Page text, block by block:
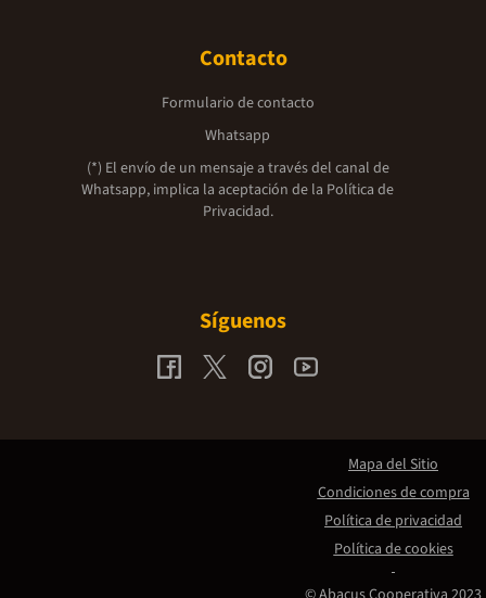
Contacto
Formulario de contacto
Whatsapp
(*) El envío de un mensaje a través del canal de
Whatsapp, implica la aceptación de la Política de
Privacidad.
Síguenos
Mapa del Sitio
Condiciones de compra
Política de privacidad
Política de cookies